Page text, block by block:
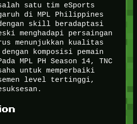
salah satu tim eSports
di MPL Philippines
skill beradaptasi
menghadapi persaingan
menunjukkan kualitas
komposisi pemain
MPL PH Season 14, TNC
untuk memperbaiki
level tertinggi,